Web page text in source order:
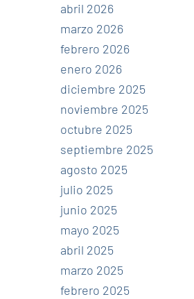
abril 2026
marzo 2026
febrero 2026
enero 2026
diciembre 2025
noviembre 2025
octubre 2025
septiembre 2025
agosto 2025
julio 2025
junio 2025
mayo 2025
abril 2025
marzo 2025
febrero 2025